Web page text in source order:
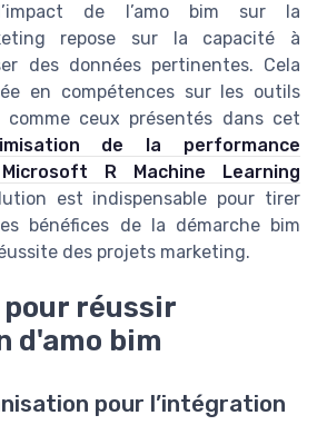
de l’amo bim sur la
repose sur la capacité à
des données pertinentes. Cela
en compétences sur les outils
comme ceux présentés dans cet
de la performance
R Machine Learning
est indispensable pour tirer
bénéfices de la démarche bim
des projets marketing.
réussir
d'amo bim
pour l’intégration